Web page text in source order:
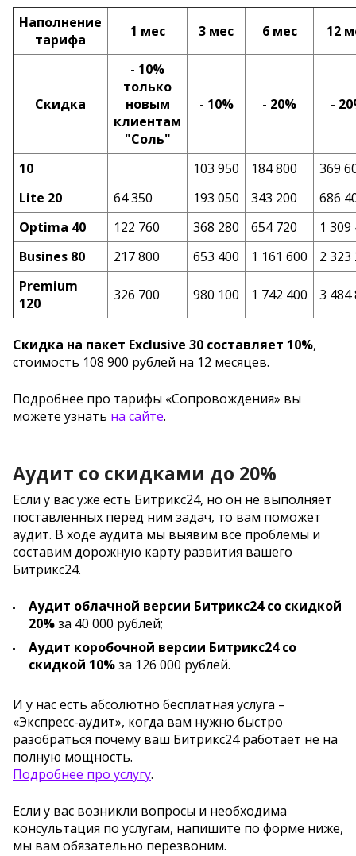
Наполнение
тарифа
1 мес 3 мес 6 мес 12
Скидка
- 10%
только
новым
клиентам
"Соль"
- 10% - 20% -
10 103 950 184 800
369
Lite 20
64 350 193 050 343 200
686
Optima 40
122 760 368 280 654 720
1 309
Busines 80
217 800 653 400 1 161 600
2 323
Premium
120
326 700 980 100 1 742 400 3 484
Скидка на пакет Exclusive 30 составляет 10%,
стоимость 108 900 рублей на 12 месяцев.
Подробнее про тарифы «Сопровождения» вы
можете узнать на сайте.
Аудит со скидками до 20%
Если у вас уже есть Битрикс24, но он не выполняет
поставленных перед ним задач, то вам поможет
аудит. В ходе аудита мы выявим все проблемы и
составим дорожную карту развития вашего
Битрикс24.
Аудит облачной версии Битрикс24 со скидкой
20%за 40 000 рублей;
Аудит коробочной версии Битрикс24 со
скидкой 10%за 126 000 рублей.
И у нас есть абсолютно бесплатная услуга –
«Экспресс-аудит», когда вам нужно быстро
разобраться почему ваш Битрикс24 работает не на
полную мощность.
Подробнее про услугу.
Если у вас возникли вопросы и необходима
консультация по услугам, напишите по форме ниже,
мы вам обязательно перезвоним.